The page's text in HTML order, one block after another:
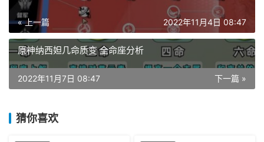
« 上一篇 2022年11月4日 08:47
原神纳西妲几命质变 全命座分析
下一篇 »
2022年11月7日 08:47
猜你喜欢